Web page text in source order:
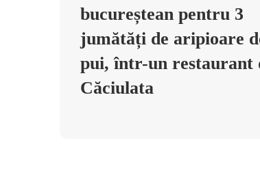
bucureștean pentru 3
jumătăți de aripioare
pui, într-un restaurant
Căciulata